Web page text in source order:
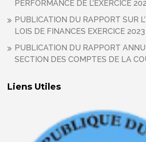
PERFORMANCE DE L’EXERCICE
PUBLICATION DU RAPPORT SUR
LOIS DE FINANCES EXERCICE 2023
PUBLICATION DU RAPPORT
SECTION DES COMPTES DE LA
Liens Utiles